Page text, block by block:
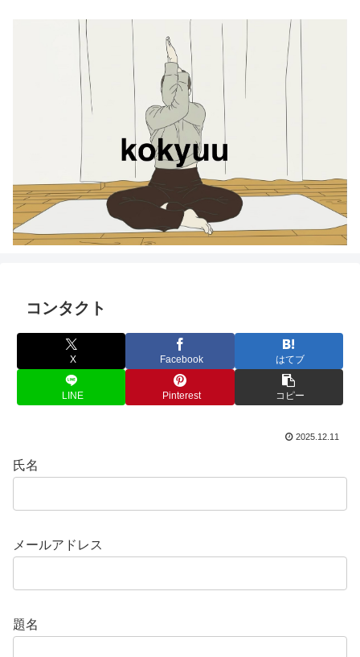
コンタクト
X Facebook はてブ
LINE Pinterest コピー
2025.12.11
氏名
メールアドレス
題名